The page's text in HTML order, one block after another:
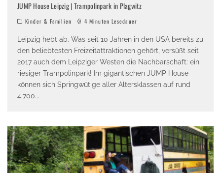
JUMP House Leipzig | Trampolinpark in Plagwitz
Kinder & Familien 4 Minuten Lesedauer
Leipzig hebt ab. Was seit 10 Jahren in den USA bereits zu
den beliebtesten Freizeitattraktionen gehört, versüßt seit
2017 auch dem Leipziger Westen die Nachbarschaft: ein
riesiger Trampolinpark! Im gigantischen JUMP House
können sich Springwütige aller Altersklassen auf rund
4.700...